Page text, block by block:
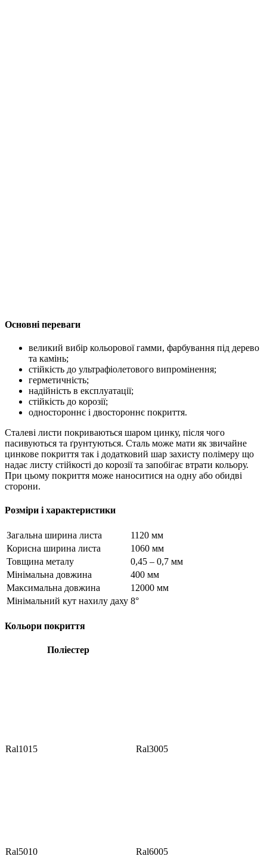
Основні переваги
великий вибір кольорової гамми, фарбування під дерево
та камінь;
стійкість до ультрафіолетового випромінення;
герметичність;
надійність в експлуатації;
стійкість до корозії;
одностороннє і двостороннє покриття.
Сталеві листи покриваються шаром цинку, після чого
пасивуються та ґрунтуються. Сталь може мати як звичайне
цинкове покриття так і додатковий шар захисту полімеру що
надає листу стійкості до корозії та запобігає втрати кольору.
При цьому покриття може наноситися на одну або обидві
сторони.
Розміри і характеристики
Загальна ширина листа
1120 мм
Корисна ширина листа
1060 мм
Товщина металу
0,45 – 0,7 мм
Мінімальна довжина
400 мм
Максимальна довжина
12000 мм
Мінімальний кут нахилу даху 8°
Кольори покриття
Поліестер
Ral1015 Ral3005
Ral5010 Ral6005